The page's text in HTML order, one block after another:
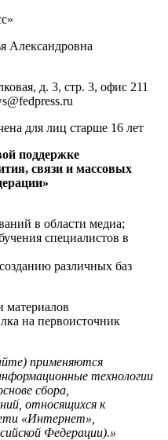
Александровна
д. 3, стр. 3, офис 211
для лиц старше 16 лет
поддержке
связи и массовых
в области медиа;
специалистов в
различных баз
материалов
на первоисточник
применяются
технологии
сбора,
относящихся к
«Интернет»,
Федерации).»